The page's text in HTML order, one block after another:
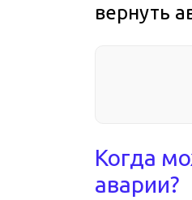
вернуть
Когда
аварии?